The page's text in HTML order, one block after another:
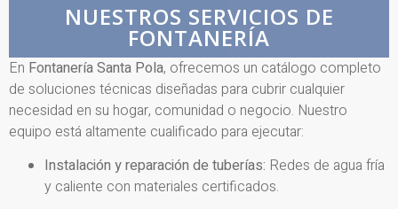
NUESTROS SERVICIOS DE
FONTANERÍA
En Fontanería Santa Pola, ofrecemos un catálogo completo
de soluciones técnicas diseñadas para cubrir cualquier
necesidad en su hogar, comunidad o negocio. Nuestro
equipo está altamente cualificado para ejecutar:
Instalación y reparación de tuberías: Redes de agua fría
y caliente con materiales certificados.